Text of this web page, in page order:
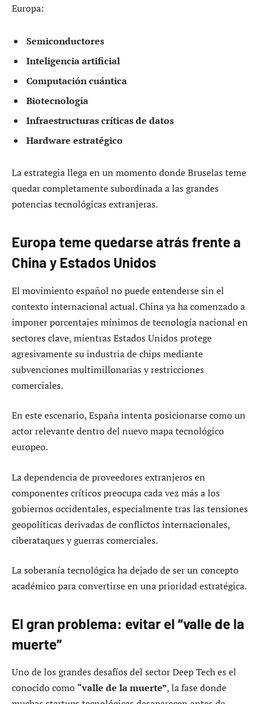
Europa:
Semiconductores
Inteligencia artificial
Computación cuántica
Biotecnología
Infraestructuras críticas de datos
Hardware estratégico
La estrategia llega en un momento donde Bruselas teme
quedar completamente subordinada a las grandes
potencias tecnológicas extranjeras.
Europa teme quedarse atrás frente a
China y Estados Unidos
El movimiento español no puede entenderse sin el
contexto internacional actual. China ya ha comenzado a
imponer porcentajes mínimos de tecnología nacional en
sectores clave, mientras Estados Unidos protege
agresivamente su industria de chips mediante
subvenciones multimillonarias y restricciones
comerciales.
En este escenario, España intenta posicionarse como un
actor relevante dentro del nuevo mapa tecnológico
europeo.
La dependencia de proveedores extranjeros en
componentes críticos preocupa cada vez más a los
gobiernos occidentales, especialmente tras las tensiones
geopolíticas derivadas de conflictos internacionales,
ciberataques y guerras comerciales.
La soberanía tecnológica ha dejado de ser un concepto
académico para convertirse en una prioridad estratégica.
El gran problema: evitar el “valle de la
muerte”
Uno de los grandes desafíos del sector Deep Tech es el
conocido como “valle de la muerte”, la fase donde